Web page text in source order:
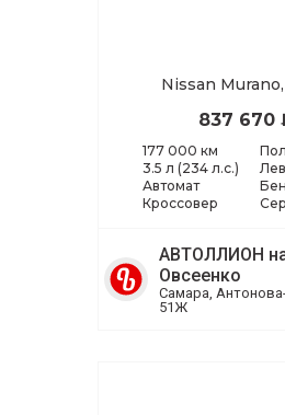
Nissan
837 670
177 000 км
3.5 л (234 л.с.)
Автомат
Кроссовер
АВТОЛЛИОН
Овсеенко
Самара,
51Ж